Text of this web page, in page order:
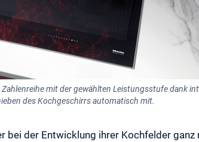
mit der gewählten Leistungsstufe dank
des Kochgeschirrs automatisch mit.
bei der Entwicklung ihrer Kochfelder ganz